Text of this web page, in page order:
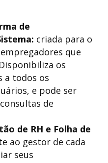
de
criada para o
que
os
a todos os
e pode ser
de
de RH e Folha de
ao gestor de cada
seus